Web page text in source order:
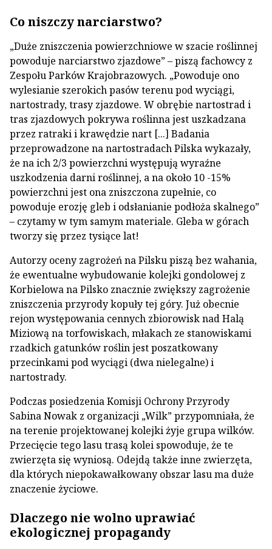
Co niszczy narciarstwo?
„Duże zniszczenia powierzchniowe w szacie roślinnej
powoduje narciarstwo zjazdowe” – piszą fachowcy z
Zespołu Parków Krajobrazowych. „Powoduje ono
wylesianie szerokich pasów terenu pod wyciągi,
nartostrady, trasy zjazdowe. W obrębie nartostrad i
tras zjazdowych pokrywa roślinna jest uszkadzana
przez ratraki i krawędzie nart [...] Badania
przeprowadzone na nartostradach Pilska wykazały,
że na ich 2/3 powierzchni występują wyraźne
uszkodzenia darni roślinnej, a na około 10 -15%
powierzchni jest ona zniszczona zupełnie, co
powoduje erozję gleb i odsłanianie podłoża skalnego”
– czytamy w tym samym materiale. Gleba w górach
tworzy się przez tysiące lat!
Autorzy oceny zagrożeń na Pilsku piszą bez wahania,
że ewentualne wybudowanie kolejki gondolowej z
Korbielowa na Pilsko znacznie zwiększy zagrożenie
zniszczenia przyrody kopuły tej góry. Już obecnie
rejon występowania cennych zbiorowisk nad Halą
Miziową na torfowiskach, młakach ze stanowiskami
rzadkich gatunków roślin jest poszatkowany
przecinkami pod wyciągi (dwa nielegalne) i
nartostrady.
Podczas posiedzenia Komisji Ochrony Przyrody
Sabina Nowak z organizacji „Wilk” przypomniała, że
na terenie projektowanej kolejki żyje grupa wilków.
Przecięcie tego lasu trasą kolei spowoduje, że te
zwierzęta się wyniosą. Odejdą także inne zwierzęta,
dla których niepokawałkowany obszar lasu ma duże
znaczenie życiowe.
Dlaczego nie wolno uprawiać
ekologicznej propagandy